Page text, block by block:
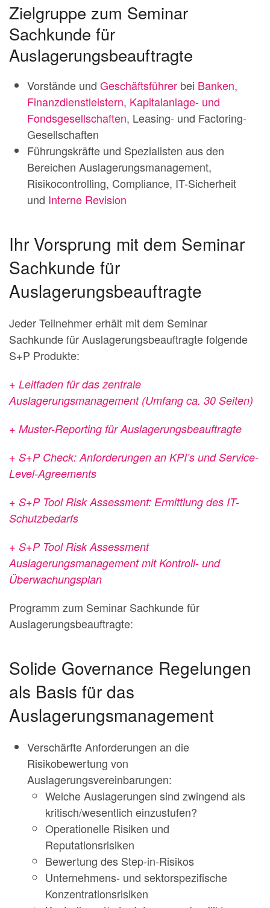
Zielgruppe zum Seminar
Sachkunde für
Auslagerungsbeauftragte
Vorstände und Geschäftsführer bei Banken,
Finanzdienstleistern, Kapitalanlage- und
Fondsgesellschaften, Leasing- und Factoring-
Gesellschaften
Führungskräfte und Spezialisten aus den
Bereichen Auslagerungsmanagement,
Risikocontrolling, Compliance, IT-Sicherheit
und Interne Revision
Ihr Vorsprung mit dem Seminar
Sachkunde für
Auslagerungsbeauftragte
Jeder Teilnehmer erhält mit dem Seminar
Sachkunde für Auslagerungsbeauftragte folgende
S+P Produkte:
+ Leitfaden für das zentrale
Auslagerungsmanagement (Umfang ca. 30 Seiten)
+ Muster-Reporting für Auslagerungsbeauftragte
+ S+P Check: Anforderungen an KPI’s und Service-
Level-Agreements
+ S+P Tool Risk Assessment: Ermittlung des IT-
Schutzbedarfs
+ S+P Tool Risk Assessment
Auslagerungsmanagement mit Kontroll- und
Überwachungsplan
Programm zum Seminar Sachkunde für
Auslagerungsbeauftragte:
Solide Governance Regelungen
als Basis für das
Auslagerungsmanagement
Verschärfte Anforderungen an die
Risikobewertung von
Auslagerungsvereinbarungen:
Welche Auslagerungen sind zwingend als
kritisch/wesentlich einzustufen?
Operationelle Risiken und
Reputationsrisiken
Bewertung des Step-in-Risikos
Unternehmens- und sektorspezifische
Konzentrationsrisiken